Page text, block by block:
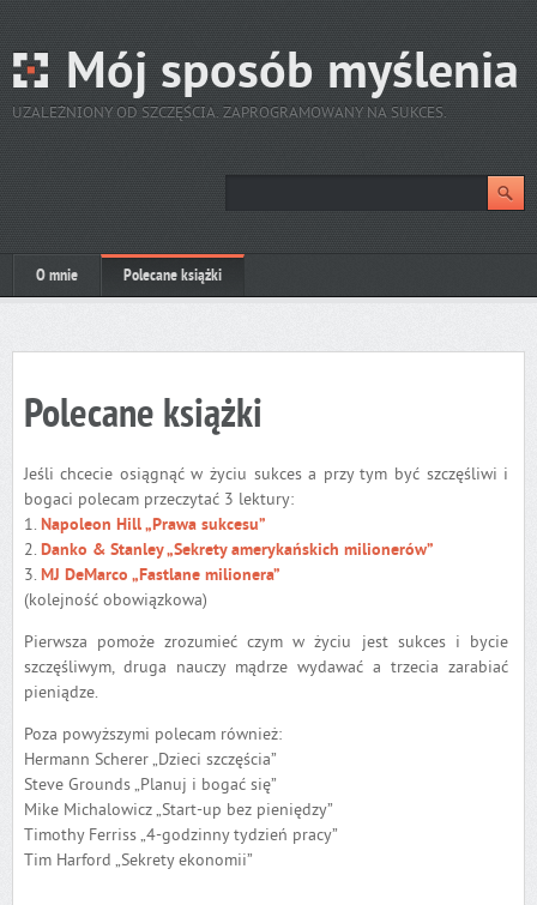
Mój sposób myślenia
UZALEŻNIONY OD SZCZĘŚCIA. ZAPROGRAMOWANY NA SUKCES.
O mnie Polecane książki
Polecane książki
Jeśli chcecie osiągnąć w życiu sukces a przy tym być szczęśliwi i
bogaci polecam przeczytać 3 lektury:
1. Napoleon Hill „Prawa sukcesu”
2. Danko & Stanley „Sekrety amerykańskich milionerów”
3. MJ DeMarco „Fastlane milionera”
(kolejność obowiązkowa)
Pierwsza pomoże zrozumieć czym w życiu jest sukces i bycie
szczęśliwym, druga nauczy mądrze wydawać a trzecia zarabiać
pieniądze.
Poza powyższymi polecam również:
Hermann Scherer „Dzieci szczęścia”
Steve Grounds „Planuj i bogać się”
Mike Michalowicz „Start-up bez pieniędzy”
Timothy Ferriss „4-godzinny tydzień pracy”
Tim Harford „Sekrety ekonomii”